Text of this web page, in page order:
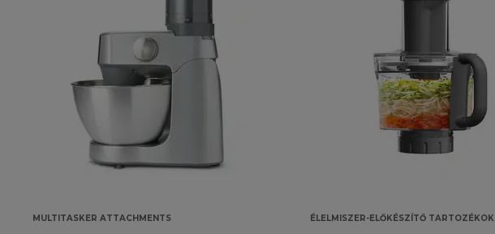
MULTITASKER ATTACHMENTS ÉLELMISZER-ELŐKÉSZÍTŐ TARTOZÉKOK